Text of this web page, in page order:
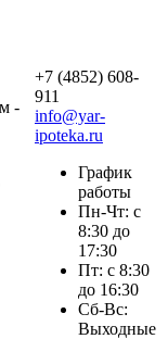
+7 (4852) 608-
911
info@yar-
ipoteka.ru
График
работы
Пн-Чт: с
8:30 до
17:30
Пт: с 8:30
до 16:30
Сб-Вс:
Выходные